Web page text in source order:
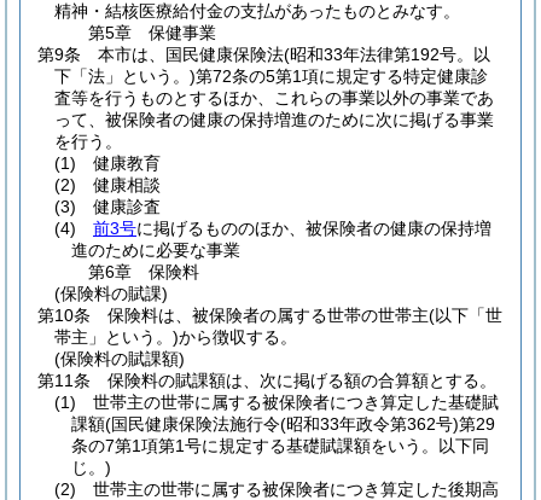
精神・結核医療給付金の支払があったものとみなす。
第5章
保健事業
第9条
本市は、国民健康保険法(昭和33年法律第192号。以
下「法」という。)第72条の5第1項に規定する特定健康診
査等を行うものとするほか、これらの事業以外の事業であ
って、被保険者の健康の保持増進のために次に掲げる事業
を行う。
(1)
健康教育
(2)
健康相談
(3)
健康診査
(4)
前3号に掲げるもののほか、被保険者の健康の保持増
進のために必要な事業
第6章
保険料
(保険料の賦課)
第10条
保険料は、被保険者の属する世帯の世帯主(以下「世
帯主」という。)から徴収する。
(保険料の賦課額)
第11条
保険料の賦課額は、次に掲げる額の合算額とする。
(1)
世帯主の世帯に属する被保険者につき算定した基礎賦
課額(国民健康保険法施行令(昭和33年政令第362号)第29
条の7第1項第1号に規定する基礎賦課額をいう。以下同
じ。)
(2)
世帯主の世帯に属する被保険者につき算定した後期高